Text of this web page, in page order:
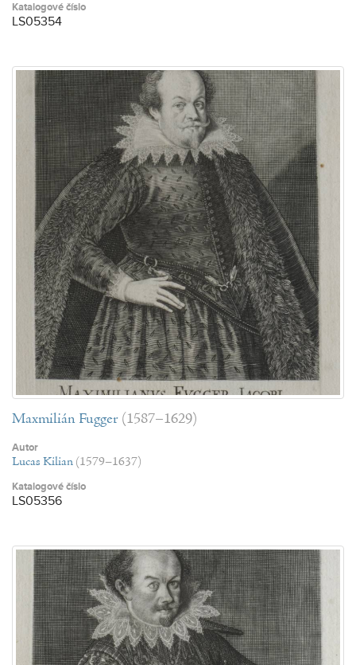
Katalogové číslo
LS05354
Maxmilián Fugger (1587–1629)
Autor
Lucas Kilian (1579–1637)
Katalogové číslo
LS05356